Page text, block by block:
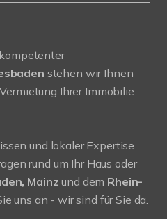
stehen wir Ihnen
Ihrer Immobilie
und lokaler Expertise
rund um Ihr Haus oder
Mainzund dem Rhein-
uns an - wir sind für Sie da.